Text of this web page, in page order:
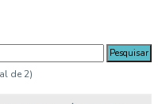
de 2)